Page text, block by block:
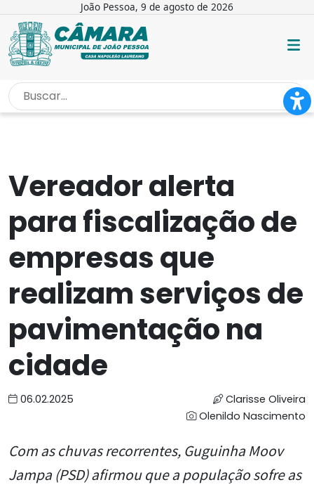
João Pessoa, 9 de agosto de 2026
INÍCIO / VEREADOR ALERTA PARA FISCALIZAÇÃO DE...
Vereador alerta
para fiscalização de
empresas que
realizam serviços de
pavimentação na
cidade
06.02.2025
Clarisse Oliveira
Olenildo Nascimento
Com as chuvas recorrentes, Guguinha Moov
Jampa (PSD) afirmou que a população sofre as